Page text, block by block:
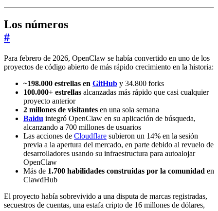
Los números
#
Para febrero de 2026, OpenClaw se había convertido en uno de los
proyectos de código abierto de más rápido crecimiento en la historia:
~198.000 estrellas en GitHub y 34.800 forks
100.000+ estrellas alcanzadas más rápido que casi cualquier
proyecto anterior
2 millones de visitantes en una sola semana
Baidu integró OpenClaw en su aplicación de búsqueda,
alcanzando a 700 millones de usuarios
Las acciones de Cloudflare subieron un 14% en la sesión
previa a la apertura del mercado, en parte debido al revuelo de
desarrolladores usando su infraestructura para autoalojar
OpenClaw
Más de 1.700 habilidades construidas por la comunidad en
ClawdHub
El proyecto había sobrevivido a una disputa de marcas registradas,
secuestros de cuentas, una estafa cripto de 16 millones de dólares,